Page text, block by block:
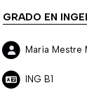
GRADO EN
María Mestre
ING B1